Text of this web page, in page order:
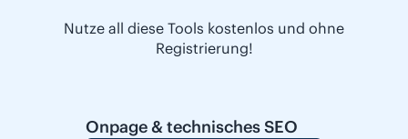
Nutze all diese Tools kostenlos und ohne
Registrierung!
Onpage & technisches SEO